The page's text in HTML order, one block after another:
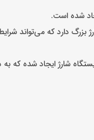
شارژ بزرگ دارد که
شارژ ایجاد شده که